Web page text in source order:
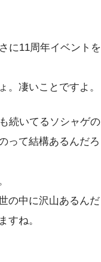
に11周年イベントを
。凄いことですよ。
続いてるソシャゲの
って結構あるんだろ
の中に沢山あるんだ
すね。